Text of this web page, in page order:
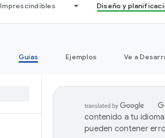
Imprescindibles Diseño y
Guías Ejemplos Ve a
contenido a tu
pueden contener